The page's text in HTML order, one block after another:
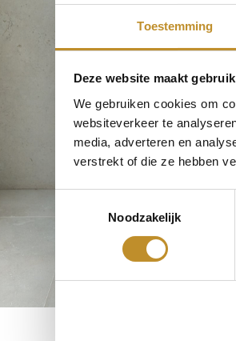
Toestemming
Deze website maakt
We gebruiken cookies om
websiteverkeer te
media, adverteren en
verstrekt of die ze hebben
Noodzakelijk